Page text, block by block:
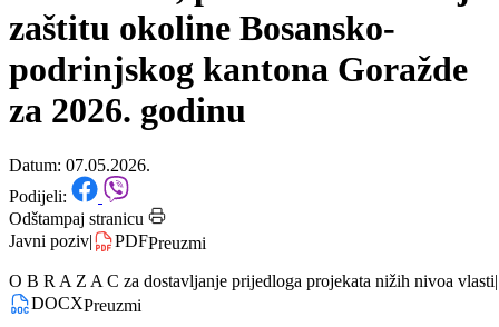
urbanizam, prostorno uređenje
zaštitu okoline Bosansko-
podrinjskog kantona Goražde
za 2026. godinu
Datum: 07.05.2026.
Podijeli:
Odštampaj stranicu
Javni poziv| PDF